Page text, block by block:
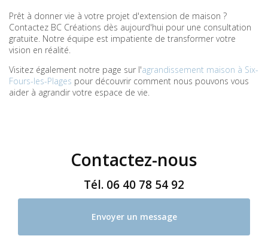
Prêt à donner vie à votre projet d'extension de maison ?
Contactez BC Créations dès aujourd'hui pour une consultation
gratuite. Notre équipe est impatiente de transformer votre
vision en réalité.
Visitez également notre page sur l'agrandissement maison à Six-
Fours-les-Plages pour découvrir comment nous pouvons vous
aider à agrandir votre espace de vie.
Contactez-nous
Tél. 06 40 78 54 92
Envoyer un message